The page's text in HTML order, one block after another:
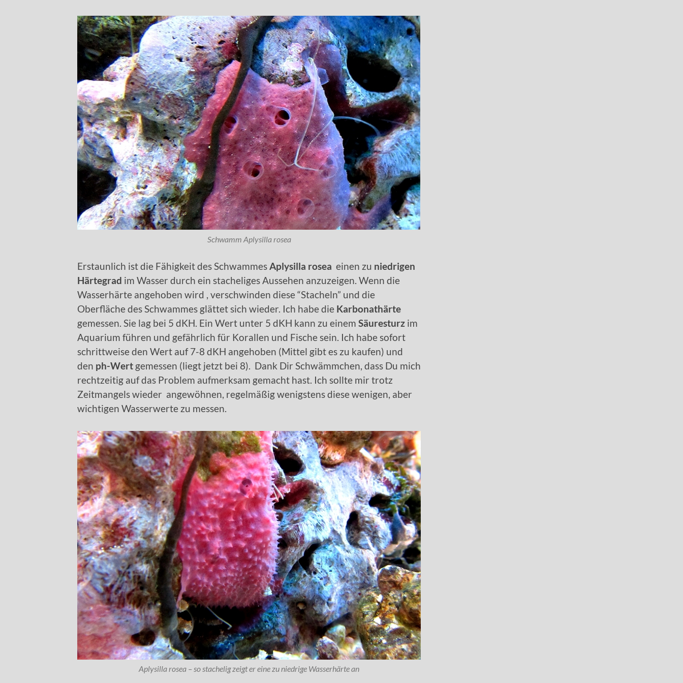
Schwamm Aplysilla rosea
Erstaunlich ist die Fähigkeit des Schwammes Aplysilla rosea einen zu niedrigen
Härtegrad im Wasser durch ein stacheliges Aussehen anzuzeigen. Wenn die
Wasserhärte angehoben wird , verschwinden diese “Stacheln” und die
Oberfläche des Schwammes glättet sich wieder. Ich habe die Karbonathärte
gemessen. Sie lag bei 5 dKH. Ein Wert unter 5 dKH kann zu einem Säuresturz im
Aquarium führen und gefährlich für Korallen und Fische sein. Ich habe sofort
schrittweise den Wert auf 7-8 dKH angehoben (Mittel gibt es zu kaufen) und
den ph-Wert gemessen (liegt jetzt bei 8). Dank Dir Schwämmchen, dass Du mich
rechtzeitig auf das Problem aufmerksam gemacht hast. Ich sollte mir trotz
Zeitmangels wieder angewöhnen, regelmäßig wenigstens diese wenigen, aber
wichtigen Wasserwerte zu messen.
Aplysilla rosea – so stachelig zeigt er eine zu niedrige Wasserhärte an